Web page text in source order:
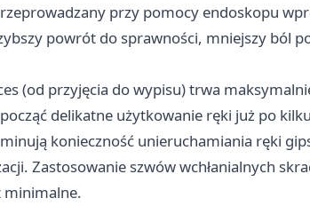
przy pomocy endoskopu
powrót do sprawności, mniejszy ból
(od przyjęcia do wypisu) trwa
delikatne użytkowanie ręki już po
konieczność unieruchamiania ręki
Zastosowanie szwów wchłanialnych
minimalne.